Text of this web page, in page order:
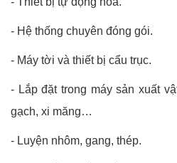
- Hệ thống chuyên đóng gói.
- Máy tời và thiết bị cẩu trục.
- Lắp đặt trong máy sản xuất
gạch, xi măng…
- Luyện nhôm, gang, thép.